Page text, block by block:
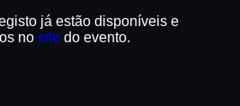
já estão disponíveis e
no site do evento.